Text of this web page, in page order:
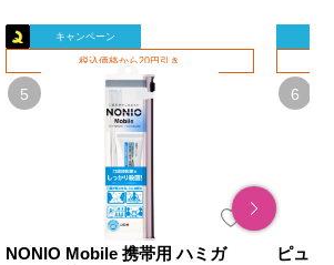
キャンペーン
税込価格から20円引き
NONIO Mobile 携帯用 ハミガ
ピュ